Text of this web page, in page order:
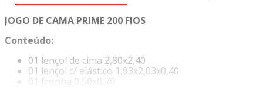
JOGO DE CAMA PRIME 200 FIOS
Conteúdo:
01 lençol de cima 2,80x2,40
01 lençol c/ elástico 1,93x2,03x0,40
01 fronha 0,50x0,70